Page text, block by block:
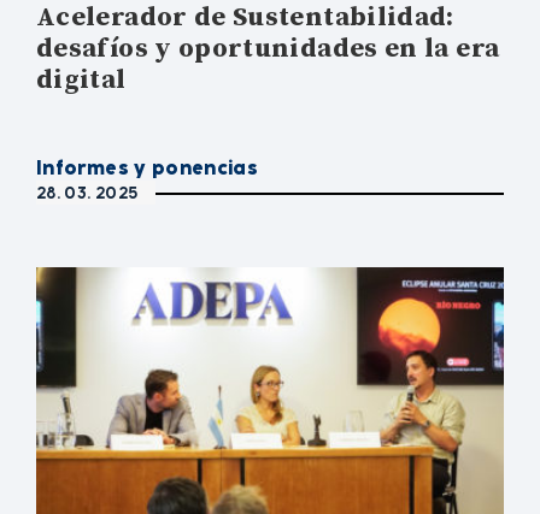
Acelerador de Sustentabilidad:
desafíos y oportunidades en la era
digital
Informes y ponencias
28. 03. 2025